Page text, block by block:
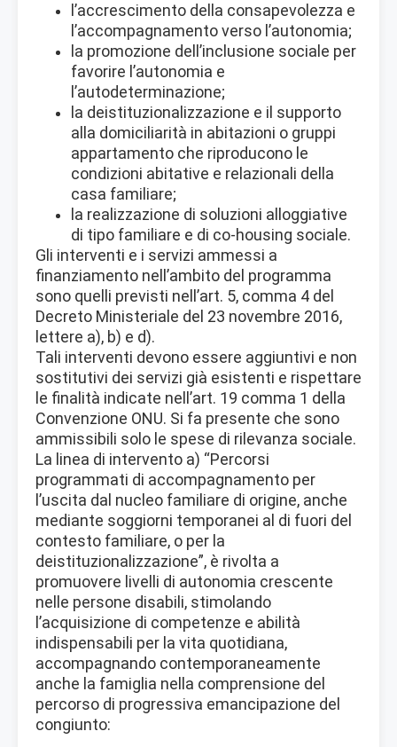
l’accrescimento della consapevolezza e
l’accompagnamento verso l’autonomia;
la promozione dell’inclusione sociale per
favorire l’autonomia e
l’autodeterminazione;
la deistituzionalizzazione e il supporto
alla domiciliarità in abitazioni o gruppi
appartamento che riproducono le
condizioni abitative e relazionali della
casa familiare;
la realizzazione di soluzioni alloggiative
di tipo familiare e di co-housing sociale.
Gli interventi e i servizi ammessi a
finanziamento nell’ambito del programma
sono quelli previsti nell’art. 5, comma 4 del
Decreto Ministeriale del 23 novembre 2016,
lettere a), b) e d).
Tali interventi devono essere aggiuntivi e non
sostitutivi dei servizi già esistenti e rispettare
le finalità indicate nell’art. 19 comma 1 della
Convenzione ONU. Si fa presente che sono
ammissibili solo le spese di rilevanza sociale.
La linea di intervento a) “Percorsi
programmati di accompagnamento per
l’uscita dal nucleo familiare di origine, anche
mediante soggiorni temporanei al di fuori del
contesto familiare, o per la
deistituzionalizzazione”, è rivolta a
promuovere livelli di autonomia crescente
nelle persone disabili, stimolando
l’acquisizione di competenze e abilità
indispensabili per la vita quotidiana,
accompagnando contemporaneamente
anche la famiglia nella comprensione del
percorso di progressiva emancipazione del
congiunto: